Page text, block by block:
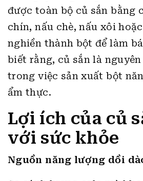
được toàn bộ củ sắn bằng
chín, nấu chè, nấu xôi
nghiền thành bột để làm
biết rằng, củ sắn là
trong việc sản xuất bột
ẩm thực.
Lợi ích của củ
với sức khỏe
Nguồn năng lượng dồi